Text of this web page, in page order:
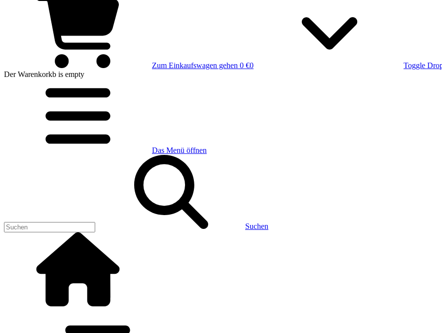
Zum Einkaufswagen gehen 0 €0
Toggle
Der Warenkorkb is empty
Das Menü öffnen
Suchen